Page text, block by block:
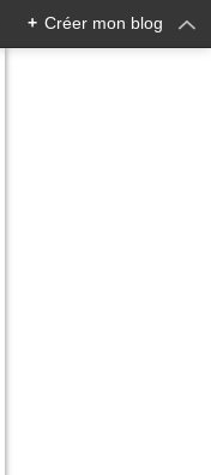
+ Créer mon blog